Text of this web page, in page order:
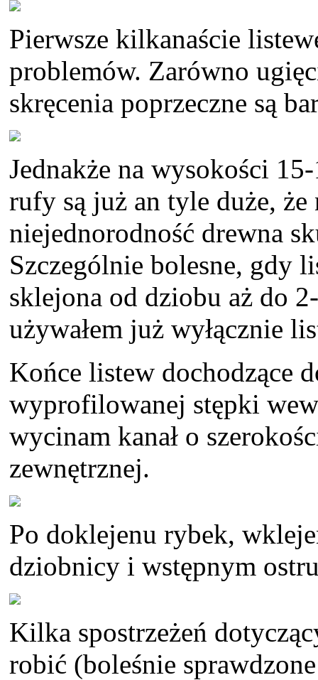
Pierwsze kilkanaście
problemów. Zarówno
skręcenia poprzeczne są
Jednakże na wysokości
rufy są już an tyle duże,
niejednorodność drewna
Szczególnie bolesne, gdy
sklejona od dziobu aż do
używałem już wyłącznie
Końce listew dochodzące
wyprofilowanej stępki
wycinam kanał o
zewnętrznej.
Po doklejenu rybek,
dziobnicy i wstępnym
Kilka spostrzeżeń
robić (boleśnie